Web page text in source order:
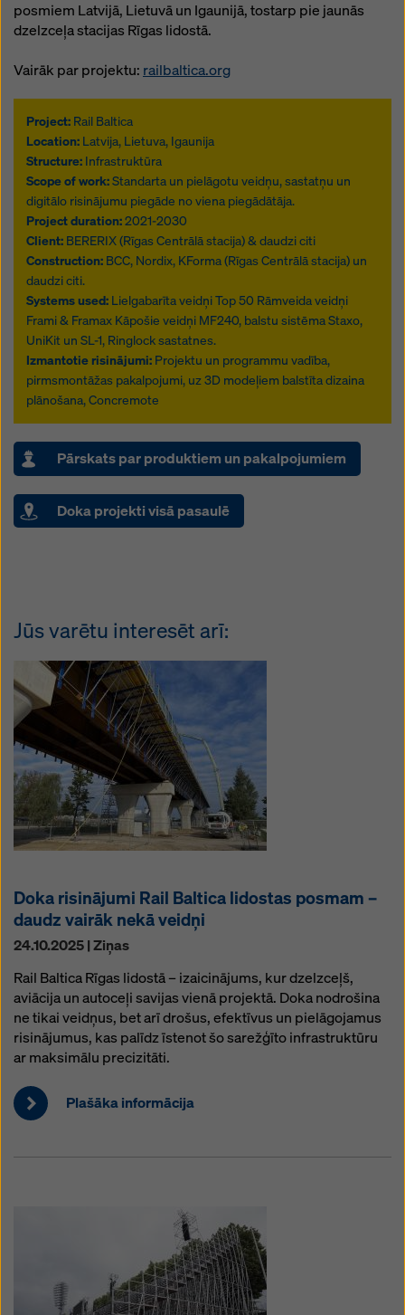
posmiem Latvijā, Lietuvā un Igaunijā, tostarp pie jaunās
dzelzceļa stacijas Rīgas lidostā.
Vairāk par projektu: railbaltica.org
Project: Rail Baltica
Location: Latvija, Lietuva, Igaunija
Structure: Infrastruktūra
Scope of work:Standarta un pielāgotu veidņu, sastatņu un
digitālo risinājumu piegāde no viena piegādātāja.
Project duration:2021-2030
Client: BERERIX (Rīgas Centrālā stacija) & daudzi citi
Construction: BCC, Nordix, KForma (Rīgas Centrālā stacija) un
daudzi citi.
Systems used: Lielgabarīta veidņi Top 50 Rāmveida veidņi
Frami & Framax Kāpošie veidņi MF240, balstu sistēma Staxo,
UniKit un SL-1, Ringlock sastatnes.
Izmantotie risinājumi: Projektu un programmu vadība,
pirmsmontāžas pakalpojumi, uz 3D modeļiem balstīta dizaina
plānošana, Concremote
Pārskats par produktiem un pakalpojumiem
Doka projekti visā pasaulē
Jūs varētu interesēt arī:
Doka risinājumi Rail Baltica lidostas posmam –
daudz vairāk nekā veidņi
24.10.2025 | Ziņas
Rail Baltica Rīgas lidostā – izaicinājums, kur dzelzceļš,
aviācija un autoceļi savijas vienā projektā. Doka nodrošina
ne tikai veidņus, bet arī drošus, efektīvus un pielāgojamus
risinājumus, kas palīdz īstenot šo sarežģīto infrastruktūru
ar maksimālu precizitāti.
Plašāka informācija